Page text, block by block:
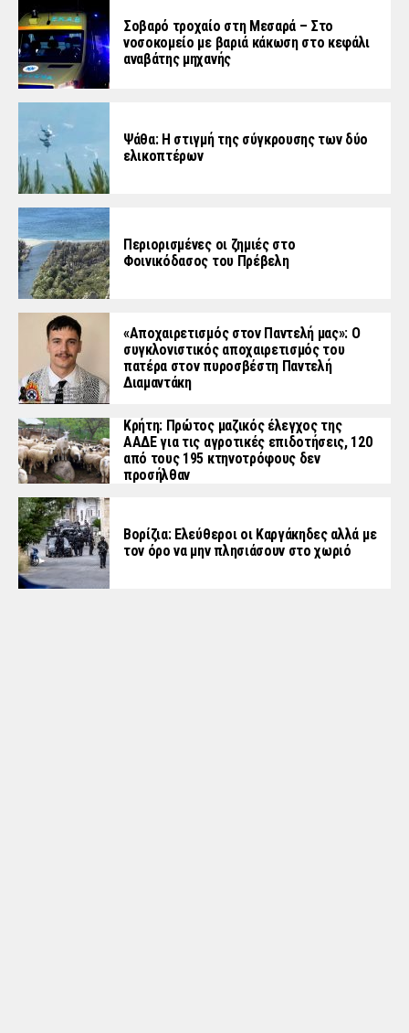
Σοβαρό τροχαίο στη Μεσαρά – Στο
νοσοκομείο με βαριά κάκωση στο κεφάλι
αναβάτης μηχανής
Ψάθα: Η στιγμή της σύγκρουσης των δύο
ελικοπτέρων
Περιορισμένες οι ζημιές στο
Φοινικόδασος του Πρέβελη
«Aποχαιρετισμός στον Παντελή μας»: Ο
συγκλονιστικός αποχαιρετισμός του
πατέρα στον πυροσβέστη Παντελή
Διαμαντάκη
Κρήτη: Πρώτος μαζικός έλεγχος της
ΑΑΔΕ για τις αγροτικές επιδοτήσεις, 120
από τους 195 κτηνοτρόφους δεν
προσήλθαν
Βορίζια: Ελεύθεροι οι Καργάκηδες αλλά με
τον όρο να μην πλησιάσουν στο χωριό